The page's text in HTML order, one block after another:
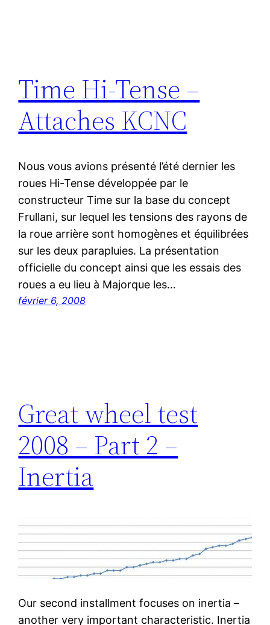
Time Hi-Tense –
Attaches KCNC
Nous vous avions présenté l’été dernier les
roues Hi-Tense développée par le
constructeur Time sur la base du concept
Frullani, sur lequel les tensions des rayons de
la roue arrière sont homogènes et équilibrées
sur les deux parapluies. La présentation
officielle du concept ainsi que les essais des
roues a eu lieu à Majorque les…
février 6, 2008
Great wheel test
2008 – Part 2 –
Inertia
Our second installment focuses on inertia –
another very important characteristic. Inertia